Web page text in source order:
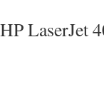
HP LaserJet